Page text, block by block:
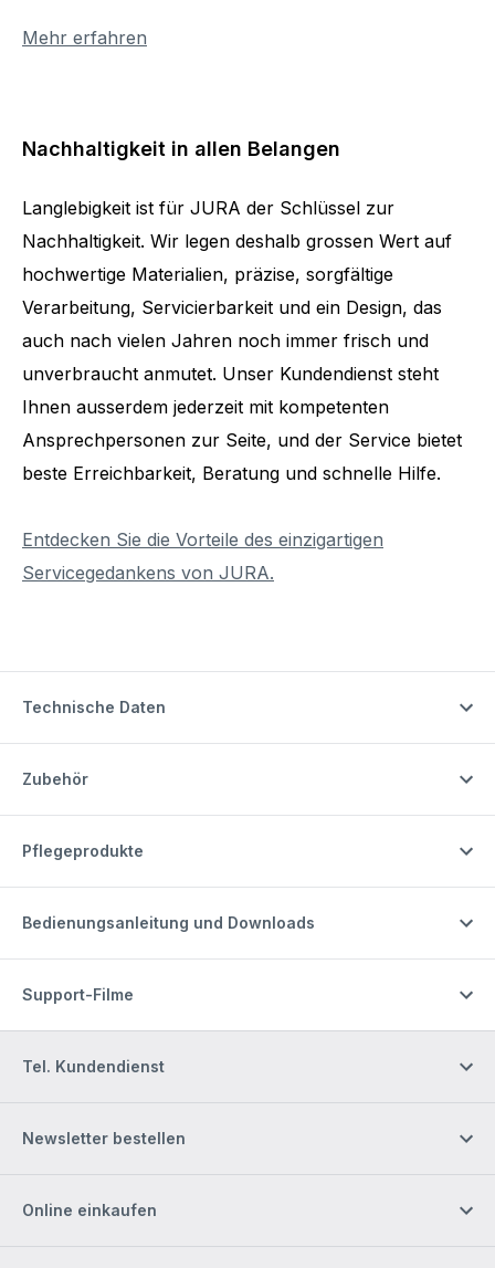
Mehr erfahren
Nachhaltigkeit in allen Belangen
Langlebigkeit ist für JURA der Schlüssel zur
Nachhaltigkeit. Wir legen deshalb grossen Wert auf
hochwertige Materialien, präzise, sorgfältige
Verarbeitung, Servicierbarkeit und ein Design, das
auch nach vielen Jahren noch immer frisch und
unverbraucht anmutet. Unser Kundendienst steht
Ihnen ausserdem jederzeit mit kompetenten
Ansprechpersonen zur Seite, und der Service bietet
beste Erreichbarkeit, Beratung und schnelle Hilfe.
Entdecken Sie die Vorteile des einzigartigen
Servicegedankens von JURA.
Technische Daten
Zubehör
Pflegeprodukte
Bedienungsanleitung und Downloads
Support-Filme
Tel. Kundendienst
Newsletter bestellen
Online einkaufen